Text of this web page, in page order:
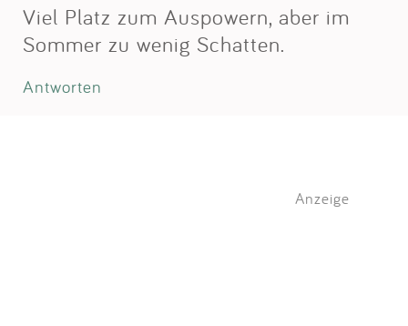
Viel Platz zum Auspowern, aber im
Sommer zu wenig Schatten.
Antworten
Anzeige